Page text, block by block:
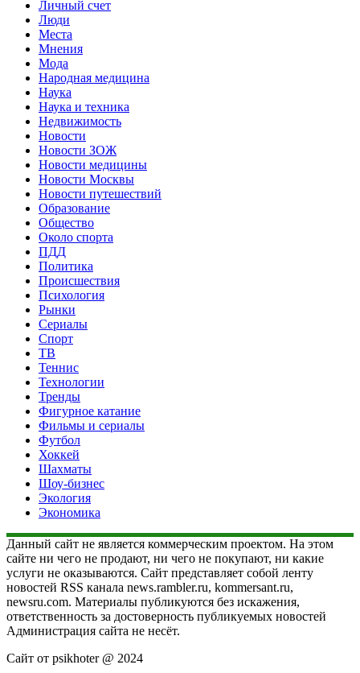
Личный счет
Люди
Места
Мнения
Мода
Народная медицина
Наука
Наука и техника
Недвижимость
Новости
Новости ЗОЖ
Новости медицины
Новости Москвы
Новости путешествий
Образование
Общество
Около спорта
ПДД
Политика
Происшествия
Психология
Рынки
Сериалы
Спорт
ТВ
Теннис
Технологии
Тренды
Фигурное катание
Фильмы и сериалы
Футбол
Хоккей
Шахматы
Шоу-бизнес
Экология
Экономика
Данный сайт не является коммерческим проектом. На этом
сайте ни чего не продают, ни чего не покупают, ни какие
услуги не оказываются. Сайт представляет собой ленту
новостей RSS канала news.rambler.ru, kommersant.ru,
newsru.com. Материалы публикуются без искажения,
ответственность за достоверность публикуемых новостей
Администрация сайта не несёт.
Сайт от psikhoter @ 2024